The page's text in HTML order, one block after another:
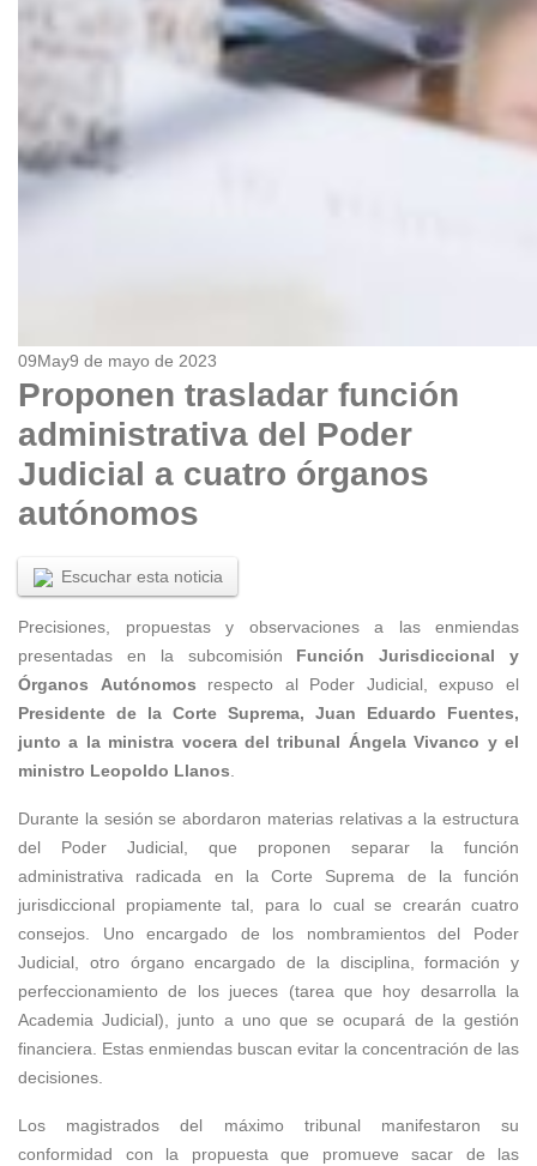
09May9 de mayo de 2023
Proponen trasladar función
administrativa del Poder
Judicial a cuatro órganos
autónomos
Escuchar esta noticia
Precisiones, propuestas y observaciones a las enmiendas
presentadas en la subcomisión Función Jurisdiccional y
Órganos
Autónomos respecto al Poder Judicial, expuso el
Presidente de la Corte Suprema, Juan Eduardo Fuentes,
junto a la ministra vocera del tribunal Ángela Vivanco y el
ministro Leopoldo Llanos.
Durante la sesión se abordaron materias relativas a la estructura
del Poder Judicial, que proponen separar la función
administrativa radicada en la Corte Suprema de la función
jurisdiccional propiamente tal, para lo cual se crearán cuatro
consejos. Uno encargado de los nombramientos del Poder
Judicial, otro órgano encargado de la disciplina, formación y
perfeccionamiento de los jueces (tarea que hoy desarrolla la
Academia Judicial), junto a uno que se ocupará de la gestión
financiera. Estas enmiendas buscan evitar la concentración de las
decisiones.
Los magistrados del máximo tribunal manifestaron su
conformidad con la propuesta que promueve sacar de las